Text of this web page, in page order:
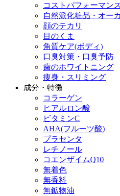
コストパフォーマンス
自然派化粧品・オー
顔のテカリ
目のくま
角質ケア(ボディ)
口臭対策・口臭予防
歯のホワイトニング
痩身・スリミング
成分・特徴
コラーゲン
ヒアルロン酸
ビタミンC
AHA(フルーツ酸)
プラセンタ
レチノール
コエンザイムQ10
無着色
無香料
無鉱物油